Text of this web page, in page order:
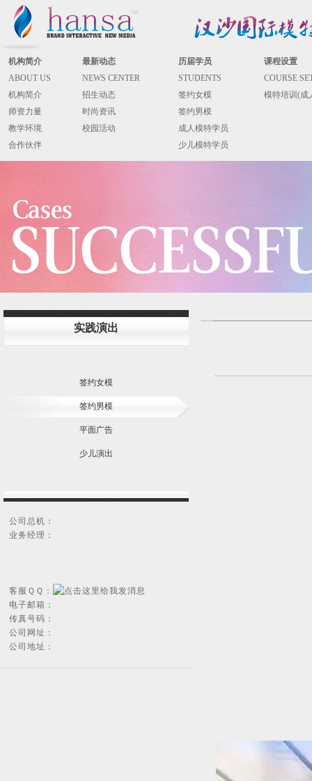
机构简介 最新动态 历届学员
课程设置
ABOUT US
NEWS CENTER STUDENTS
COURSE
机构简介
招生动态 签约女模
模特培训(成
师资力量
时尚资讯
签约男模
教学环境
校园活动
成人模特学员
合作伙伴
少儿模特学员
实践演出
签约女模
签约男模
平面广告
少儿演出
公司总机：
业务经理：
客服ＱＱ：
电子邮箱：
传真号码：
公司网址：
公司地址：